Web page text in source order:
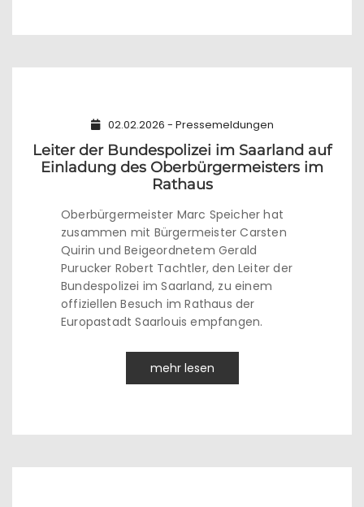
02.02.2026 - Pressemeldungen
Leiter der Bundespolizei im Saarland auf
Einladung des Oberbürgermeisters im
Rathaus
Oberbürgermeister Marc Speicher hat
zusammen mit Bürgermeister Carsten
Quirin und Beigeordnetem Gerald
Purucker Robert Tachtler, den Leiter der
Bundespolizei im Saarland, zu einem
offiziellen Besuch im Rathaus der
Europastadt Saarlouis empfangen.
mehr lesen